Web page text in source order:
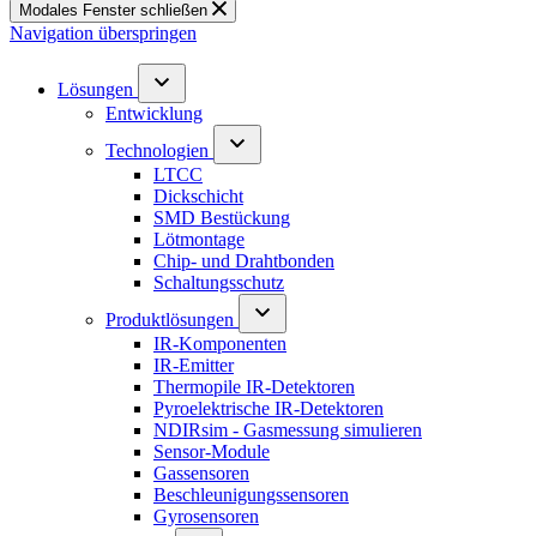
Modales Fenster schließen
Navigation überspringen
Lösungen
Entwicklung
Technologien
LTCC
Dickschicht
SMD Bestückung
Lötmontage
Chip- und Drahtbonden
Schaltungsschutz
Produktlösungen
IR-Komponenten
IR-Emitter
Thermopile IR-Detektoren
Pyroelektrische IR-Detektoren
NDIRsim - Gasmessung simulieren
Sensor-Module
Gassensoren
Beschleunigungssensoren
Gyrosensoren